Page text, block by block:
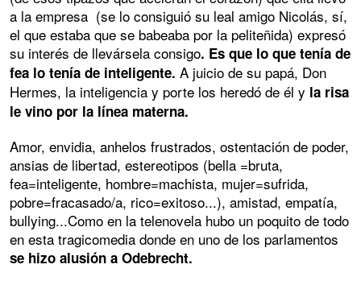
a la empresa (se lo consiguió su leal amigo Nicolás, sí,
el que estaba que se babeaba por la peliteñida) expresó
su interés de llevársela consigo. Es que lo que tenía de
fea lo tenía de inteligente. A juicio de su papá, Don
Hermes, la inteligencia y porte los heredó de él y la risa
le vino por la línea materna.
Amor, envidia, anhelos frustrados, ostentación de poder,
ansias de libertad, estereotipos (bella =bruta,
fea=inteligente, hombre=machista, mujer=sufrida,
pobre=fracasado/a, rico=exitoso...), amistad, empatía,
bullying...Como en la telenovela hubo un poquito de todo
en esta tragicomedia donde en uno de los parlamentos
se hizo alusión a Odebrecht.